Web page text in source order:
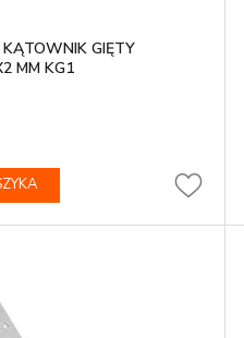
KĄTOWNIK GIĘTY
MM KG1